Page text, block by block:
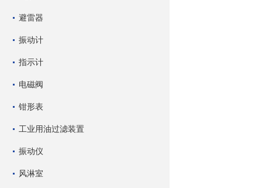
避雷器
振动计
指示计
电磁阀
钳形表
工业用油过滤装置
振动仪
风淋室